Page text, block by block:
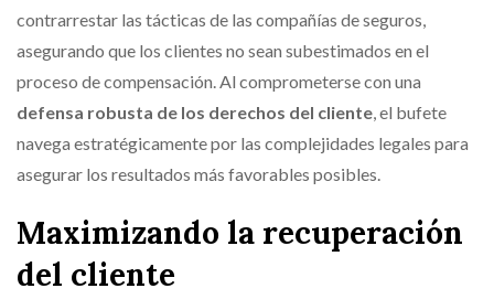
contrarrestar las tácticas de las compañías de seguros,
asegurando que los clientes no sean subestimados en el
proceso de compensación. Al comprometerse con una
defensa robusta de los derechos del cliente , el bufete
navega estratégicamente por las complejidades legales para
asegurar los resultados más favorables posibles.
Maximizando la recuperación
del cliente